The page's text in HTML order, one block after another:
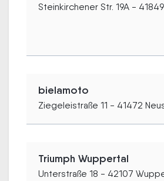
Steinkirchener Str. 19A -
bielamoto
Ziegeleistraße 11 - 41472
Triumph Wuppertal
Unterstraße 18 - 42107